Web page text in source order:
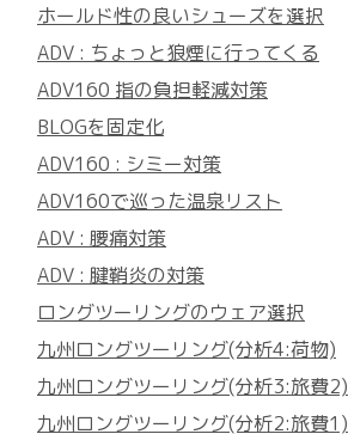
ホールド性の良いシューズを選択
ADV : ちょっと狼煙に行ってくる
ADV160 指の負担軽減対策
BLOGを固定化
ADV160 : シミー対策
ADV160で巡った温泉リスト
ADV : 腰痛対策
ADV : 腱鞘炎の対策
ロングツーリングのウェア選択
九州ロングツーリング(分析4:荷物)
九州ロングツーリング(分析3:旅費2)
九州ロングツーリング(分析2:旅費1)